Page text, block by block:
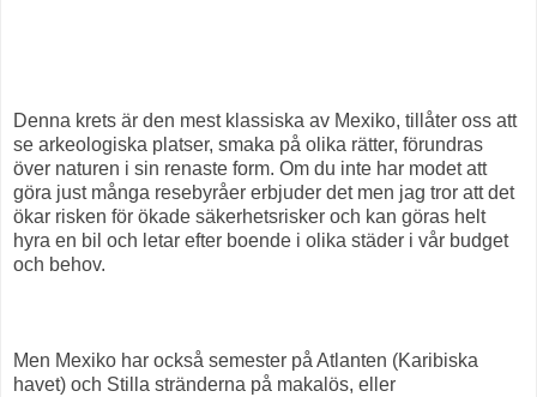
Denna krets är den mest klassiska av Mexiko, tillåter oss att
se arkeologiska platser, smaka på olika rätter, förundras
över naturen i sin renaste form. Om du inte har modet att
göra just många resebyråer erbjuder det men jag tror att det
ökar risken för ökade säkerhetsrisker och kan göras helt
hyra en bil och letar efter boende i olika städer i vår budget
och behov.
Men Mexiko har också semester på Atlanten (Karibiska
havet) och Stilla stränderna på makalös, eller